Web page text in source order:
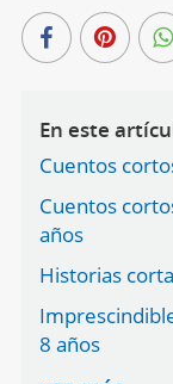
En este
Cuentos
Cuentos
años
Historias
8 años